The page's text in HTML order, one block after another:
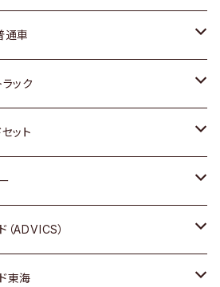
通車
ック
ット
ADVICS）
東海